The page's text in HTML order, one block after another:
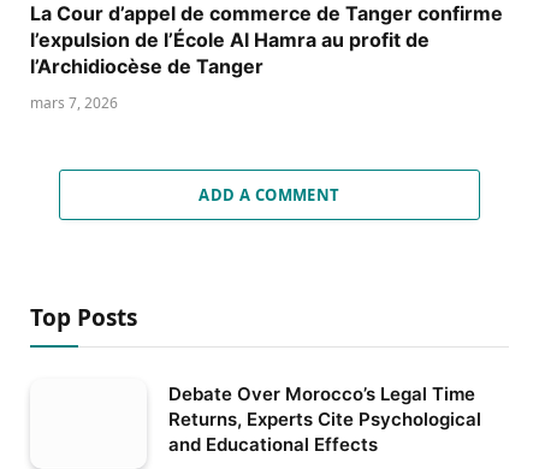
La Cour d’appel de commerce de Tanger confirme
l’expulsion de l’École Al Hamra au profit de
l’Archidiocèse de Tanger
mars 7, 2026
ADD A COMMENT
Top Posts
Debate Over Morocco’s Legal Time
Returns, Experts Cite Psychological
and Educational Effects